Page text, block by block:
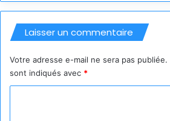
Laisser un commentaire
Votre adresse e-mail ne sera pas publiée.
sont indiqués avec *